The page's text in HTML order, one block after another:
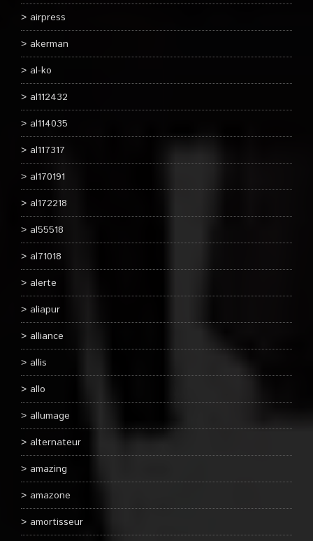
airpress
akerman
al-ko
al112432
al114035
al117317
al170191
al172218
al55518
al71018
alerte
aliapur
alliance
allis
allo
allumage
alternateur
amazing
amazone
amortisseur